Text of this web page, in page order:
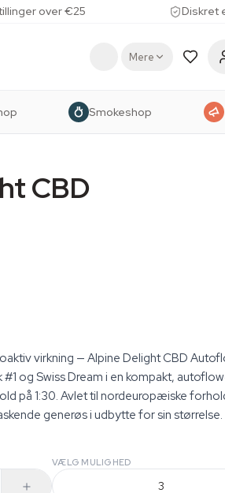
over €25 Diskret
Mere
Smokeshop
CBD
virkning — Alpine Delight CBD
#1 og Swiss Dream i en kompakt,
på 1:30. Avlet til nordeuropæiske
generøs i udbytte for sin størrelse.
VÆLG MULIGHED
3